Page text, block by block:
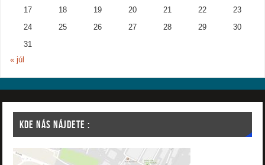
17 18 19 20 21 22 23
24 25 26 27 28 29 30
31
« júl
KDE NÁS NÁJDETE :